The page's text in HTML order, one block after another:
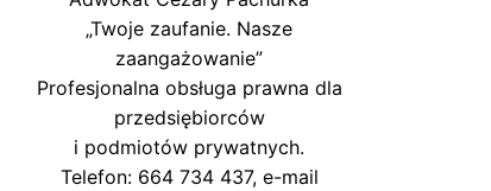
„Twoje zaufanie. Nasze
zaangażowanie”
Profesjonalna obsługa prawna dla
przedsiębiorców
i podmiotów prywatnych.
Telefon: 664 734 437, e-mail